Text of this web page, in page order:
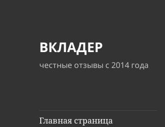
ВКЛАДЕР
честные отзывы с 2014 года
Главная страница